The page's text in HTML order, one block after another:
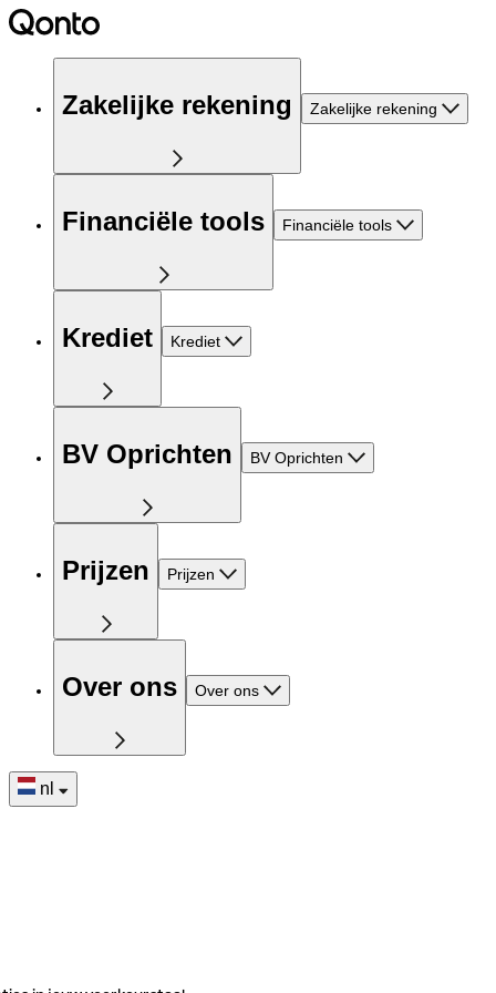
Zakelijke rekening Zakelijke rekening
Financiële tools Financiële tools
Krediet Krediet
BV Oprichten BV Oprichten
Prijzen Prijzen
Over ons Over ons
nl